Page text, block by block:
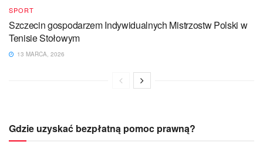
SPORT
Szczecin gospodarzem Indywidualnych Mistrzostw Polski w
Tenisie Stołowym
13 MARCA, 2026
Gdzie uzyskać bezpłatną pomoc prawną?